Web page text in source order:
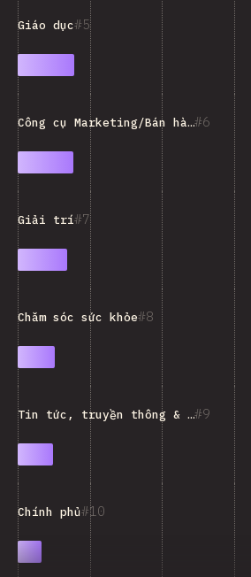
5
Giáo dục
6
Công cụ Marketing/Bán hàng/Phân tích
7
Giải trí
8
Chăm sóc sức khỏe
9
Tin tức, truyền thông & blog
10
Chính phủ